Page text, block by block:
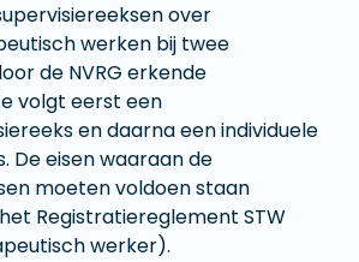
over
werken bij twee
de NVRG erkende
volgt eerst een
en daarna een individuele
De eisen waaraan de
moeten voldoen staan
Registratiereglement STW
werker).